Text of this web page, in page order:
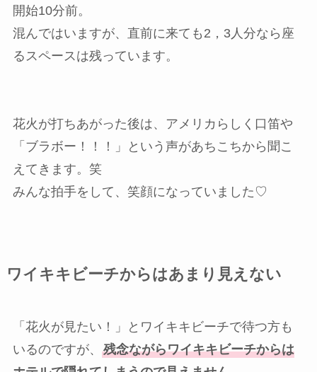
開始10分前。
混んではいますが、直前に来ても2，3人分なら座
るスペースは残っています。
花火が打ちあがった後は、アメリカらしく口笛や
「ブラボー！！！」という声があちこちから聞こ
えてきます。笑
みんな拍手をして、笑顔になっていました♡
ワイキキビーチからはあまり見えない
「花火が見たい！」とワイキキビーチで待つ方も
いるのですが、 残念ながらワイキキビーチからは